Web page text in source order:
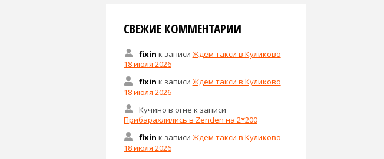
СВЕЖИЕ КОММЕНТАРИИ
fixin к записи Ждем такси в Куликово
18 июля 2026
fixin к записи Ждем такси в Куликово
18 июля 2026
Кучино в огне к записи
Прибарахлились в Zenden на 2*200
fixin к записи Ждем такси в Куликово
18 июля 2026